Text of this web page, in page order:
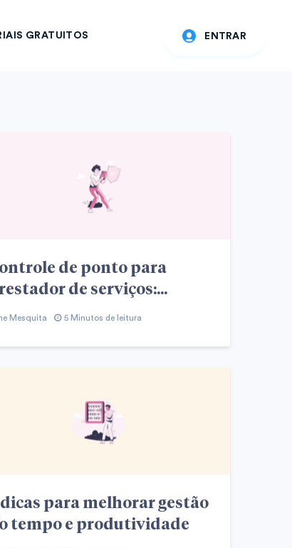
GRATUITOS ENTRAR
de ponto para
de serviços:...
Mesquita 5 Minutos de leitura
para melhorar gestão
tempo e produtividade